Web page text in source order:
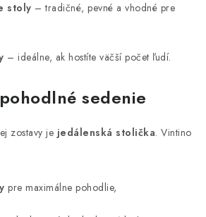
stoly – tradičné, pevné a vhodné pre
– ideálne, ak hostíte väčší počet ľudí.
sedenie
zostavy je jedálenská stolička. Vintino
pre maximálne pohodlie,